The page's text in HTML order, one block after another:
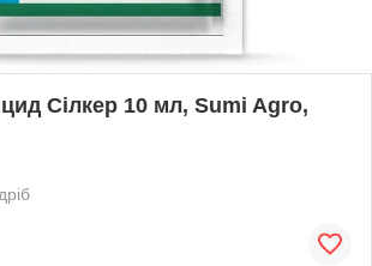
Сілкер 10 мл, Sumi Agro,